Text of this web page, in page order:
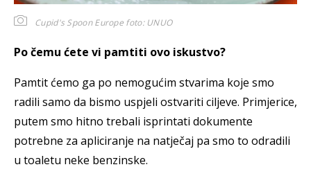
Cupid's Spoon Europe foto: UNUO
Po čemu ćete vi pamtiti ovo iskustvo?
Pamtit ćemo ga po nemogućim stvarima koje smo
radili samo da bismo uspjeli ostvariti ciljeve. Primjerice,
putem smo hitno trebali isprintati dokumente
potrebne za apliciranje na natječaj pa smo to odradili
u toaletu neke benzinske.